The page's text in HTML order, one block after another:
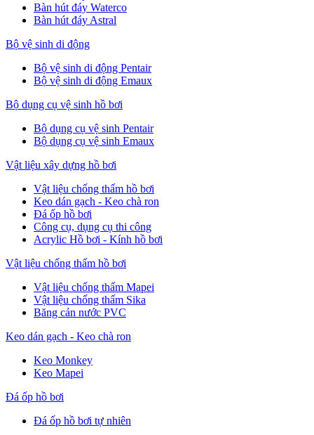
Bàn hút đáy Waterco
Bàn hút đáy Astral
Bộ vệ sinh di động
Bộ vệ sinh di động Pentair
Bộ vệ sinh di động Emaux
Bộ dụng cụ vệ sinh hồ bơi
Bộ dụng cụ vệ sinh Pentair
Bộ dụng cụ vệ sinh Emaux
Vật liệu xây dựng hồ bơi
Vật liệu chống thấm hồ bơi
Keo dán gạch - Keo chà ron
Đá ốp hồ bơi
Công cụ, dụng cụ thi công
Acrylic Hồ bơi - Kính hồ bơi
Vật liệu chống thấm hồ bơi
Vật liệu chống thấm Mapei
Vật liệu chống thấm Sika
Băng cản nước PVC
Keo dán gạch - Keo chà ron
Keo Monkey
Keo Mapei
Đá ốp hồ bơi
Đá ốp hồ bơi tự nhiên